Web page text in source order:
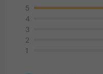
5
4
3
2
1